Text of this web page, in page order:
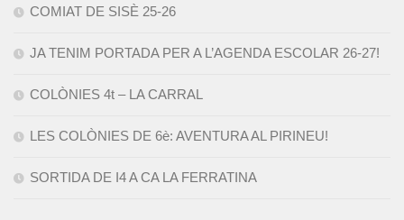
COMIAT DE SISÈ 25-26
JA TENIM PORTADA PER A L’AGENDA ESCOLAR 26-27!
COLÒNIES 4t – LA CARRAL
LES COLÒNIES DE 6è: AVENTURA AL PIRINEU!
SORTIDA DE I4 A CA LA FERRATINA